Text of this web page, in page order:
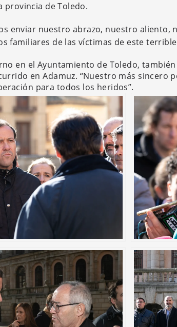
provincia de Toledo.
enviar nuestro abrazo, nuestro aliento,
familiares de las víctimas de este
en el Ayuntamiento de Toledo, también
en Adamuz. “Nuestro más sincero
para todos los heridos”.